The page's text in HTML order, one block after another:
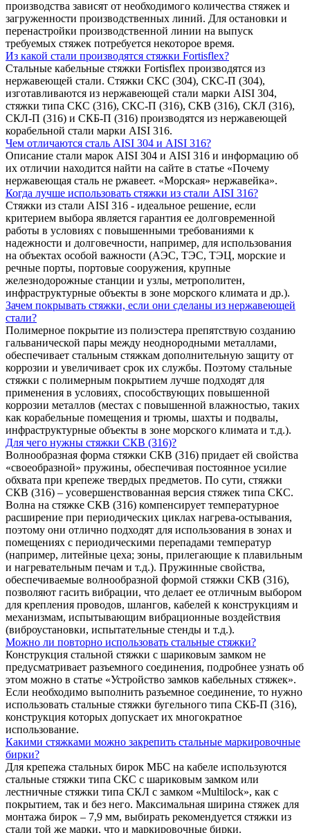
производства зависят от необходимого количества стяжек и
загруженности производственных линий. Для остановки и
перенастройки производственной линии на выпуск
требуемых стяжек потребуется некоторое время.
Из какой стали производятся стяжки Fortisflex?
Стальные кабельные стяжки Fortisflex производятся из
нержавеющей стали. Стяжки СКС (304), СКС-П (304),
изготавливаются из нержавеющей стали марки AISI 304,
стяжки типа СКС (316), СКС-П (316), СКВ (316), СКЛ (316),
СКЛ-П (316) и СКБ-П (316) производятся из нержавеющей
корабельной стали марки AISI 316.
Чем отличаются сталь AISI 304 и AISI 316?
Описание стали марок AISI 304 и AISI 316 и информацию об
их отличии находится найти на сайте в статье «Почему
нержавеющая сталь не ржавеет. «Морская» нержавейка».
Когда лучше использовать стяжки из стали AISI 316?
Стяжки из стали AISI 316 - идеальное решение, если
критерием выбора является гарантия ее долговременной
работы в условиях с повышенными требованиями к
надежности и долговечности, например, для использования
на объектах особой важности (АЭС, ТЭС, ТЭЦ, морские и
речные порты, портовые сооружения, крупные
железнодорожные станции и узлы, метрополитен,
инфраструктурные объекты в зоне морского климата и др.).
Зачем покрывать стяжки, если они сделаны из нержавеющей
стали?
Полимерное покрытие из полиэстера препятствую созданию
гальванической пары между неоднородными металлами,
обеспечивает стальным стяжкам дополнительную защиту от
коррозии и увеличивает срок их службы. Поэтому стальные
стяжки с полимерным покрытием лучше подходят для
применения в условиях, способствующих повышенной
коррозии металлов (местах с повышенной влажностью, таких
как корабельные помещения и трюмы, шахты и подвалы,
инфраструктурные объекты в зоне морского климата и т.д.).
Для чего нужны стяжки СКВ (316)?
Волнообразная форма стяжки СКВ (316) придает ей свойства
«своеобразной» пружины, обеспечивая постоянное усилие
обхвата при крепеже твердых предметов. По сути, стяжки
СКВ (316) – усовершенствованная версия стяжек типа СКС.
Волна на стяжке СКВ (316) компенсирует температурное
расширение при периодических циклах нагрева-остывания,
поэтому они отлично подходят для использования в зонах и
помещениях с периодическими перепадами температур
(например, литейные цеха; зоны, прилегающие к плавильным
и нагревательным печам и т.д.). Пружинные свойства,
обеспечиваемые волнообразной формой стяжки СКВ (316),
позволяют гасить вибрации, что делает ее отличным выбором
для крепления проводов, шлангов, кабелей к конструкциям и
механизмам, испытывающим вибрационные воздействия
(виброустановки, испытательные стенды и т.д.).
Можно ли повторно использовать стальные стяжки?
Конструкция стальной стяжки с шариковым замком не
предусматривает разъемного соединения, подробнее узнать об
этом можно в статье «Устройство замков кабельных стяжек».
Если необходимо выполнить разъемное соединение, то нужно
использовать стальные стяжки бугельного типа СКБ-П (316),
конструкция которых допускает их многократное
использование.
Какими стяжками можно закрепить стальные маркировочные
бирки?
Для крепежа стальных бирок МБС на кабеле используются
стальные стяжки типа СКС с шариковым замком или
лестничные стяжки типа СКЛ с замком «Multilock», как с
покрытием, так и без него. Максимальная ширина стяжек для
монтажа бирок – 7,9 мм, выбирать рекомендуется стяжки из
стали той же марки, что и маркировочные бирки.